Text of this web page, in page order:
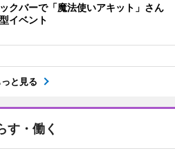
クバーで「魔法使いアキット」さん
イベント
っと見る
す・働く